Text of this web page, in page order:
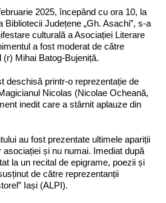
2025, începând cu ora 10, la
Bibliotecii Județene „Gh. Asachi”, s-a
culturală a Asociației Literare
a fost moderat de către
Mihai Batog-Bujeniță.
deschisă printr-o reprezentație de
Nicolas (Nicolae Ocheană,
inedit care a stârnit aplauze din
au fost prezentate ultimele apariții
asociației și nu numai. Imediat după
la un recital de epigrame, poezii și
de către reprezentanții
Iași (ALPI).